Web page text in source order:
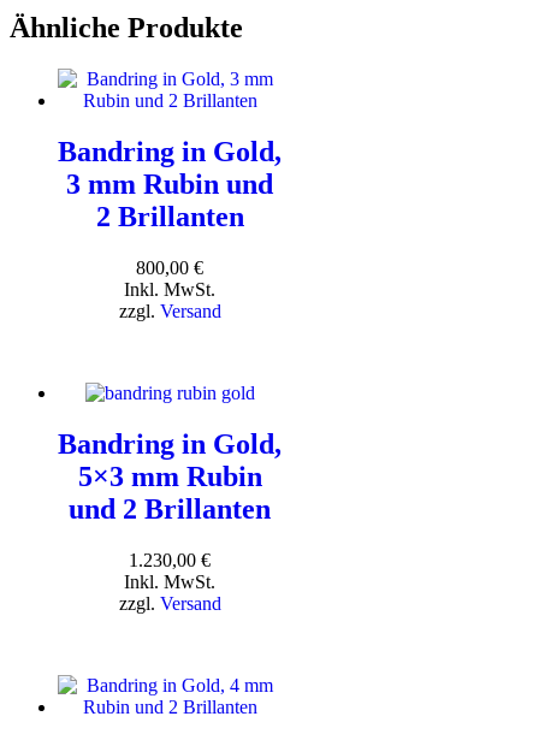
Ähnliche Produkte
Bandring in Gold,
3 mm Rubin und
2 Brillanten
800,00 €
Inkl. MwSt.
zzgl. Versand
Bandring in Gold,
5×3 mm Rubin
und 2 Brillanten
1.230,00 €
Inkl. MwSt.
zzgl. Versand